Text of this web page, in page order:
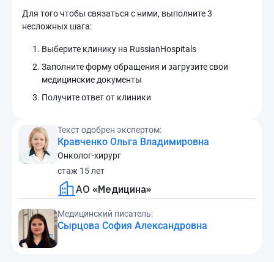
Для того чтобы связаться с ними, выполните 3
несложных шага:
Выберите клинику на RussianHospitals
Заполните форму обращения и загрузите свои
медицинские документы
Получите ответ от клиники
Текст одобрен экспертом:
Кравченко Ольга Владимировна
Онколог-хирург
стаж 15 лет
АО «Медицина»
Медицинский писатель:
Сырцова София Александровна